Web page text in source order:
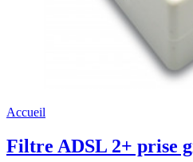
Accueil
Filtre ADSL 2+ prise